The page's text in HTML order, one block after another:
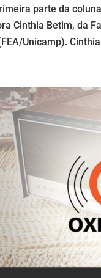
parte da
Cinthia Betim, da
Unicamp).